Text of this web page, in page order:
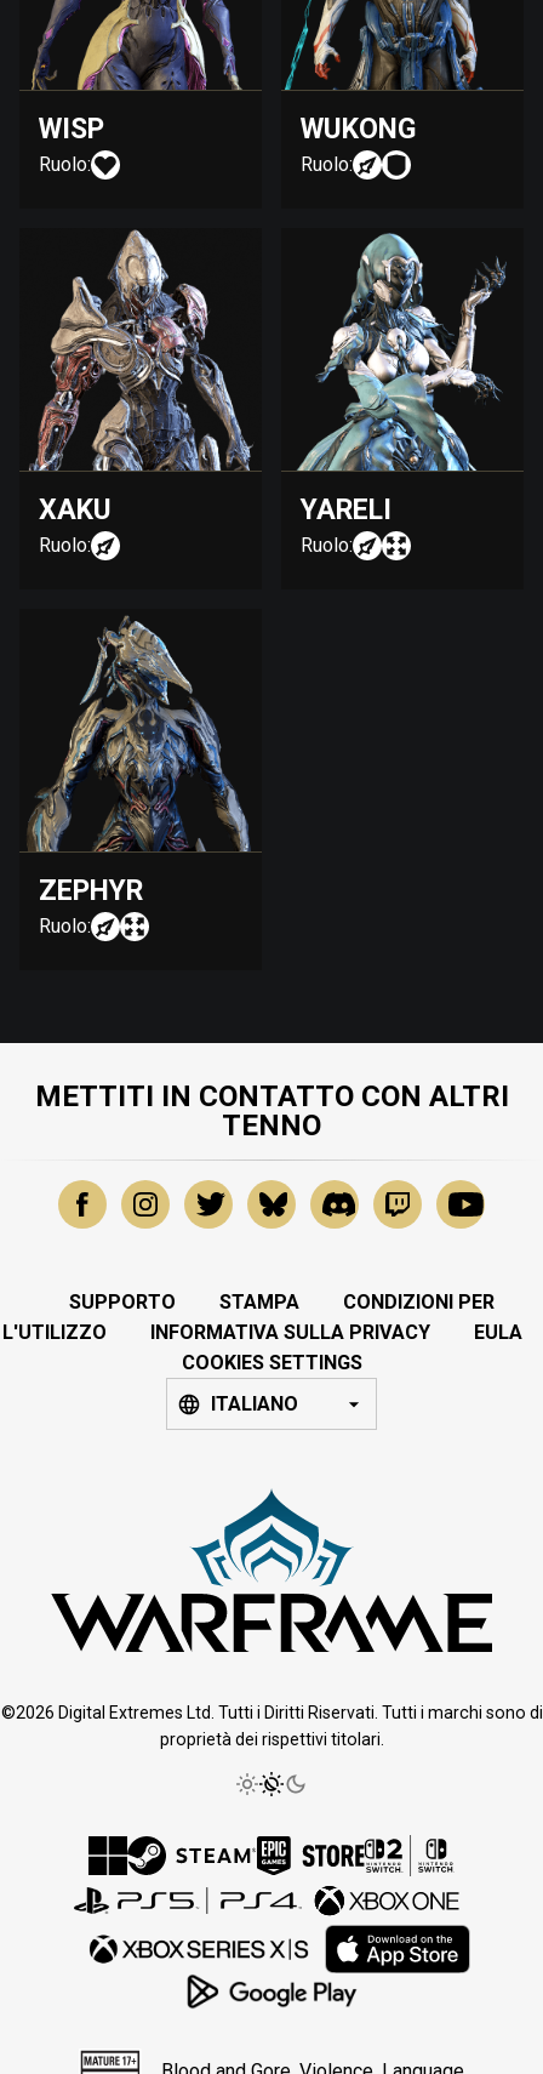
WISP
Ruolo:
WUKONG
Ruolo:
XAKU
Ruolo:
YARELI
Ruolo:
ZEPHYR
Ruolo:
METTITI IN CONTATTO CON ALTRI
TENNO
SUPPORTO STAMPA
CONDIZIONI PER
L'UTILIZZO
INFORMATIVA SULLA PRIVACY
EULA
COOKIES SETTINGS
ITALIANO
©2026 Digital Extremes Ltd. Tutti i Diritti Riservati. Tutti i marchi sono di
proprietà dei rispettivi titolari.